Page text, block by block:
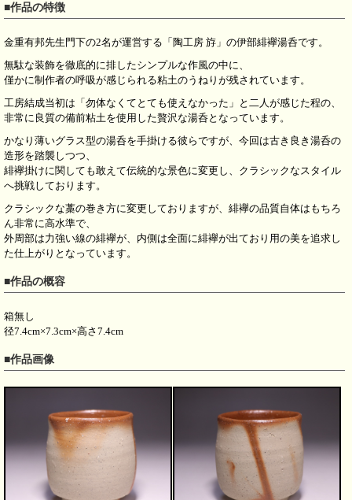
■作品の特徴
金重有邦先生門下の2名が運営する「陶工房 斿」の伊部緋襷湯呑です。
無駄な装飾を徹底的に排したシンプルな作風の中に、
僅かに制作者の呼吸が感じられる粘土のうねりが残されています。
工房結成当初は「勿体なくてとても使えなかった」と二人が感じた程の、
非常に良質の備前粘土を使用した贅沢な湯呑となっています。
かなり薄いグラス型の湯呑を手掛ける彼らですが、今回は古き良き湯呑の
造形を踏襲しつつ、
緋襷掛けに関しても敢えて伝統的な景色に変更し、クラシックなスタイル
へ挑戦しております。
クラシックな藁の巻き方に変更しておりますが、緋襷の品質自体はもちろ
ん非常に高水準で、
外周部は力強い線の緋襷が、内側は全面に緋襷が出ており用の美を追求し
た仕上がりとなっています。
■作品の概容
箱無し
径7.4cm×7.3cm×高さ7.4cm
■作品画像